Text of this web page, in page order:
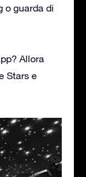
o guarda di
Allora
Stars e